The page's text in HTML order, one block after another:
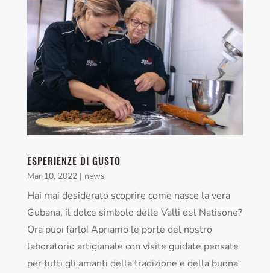
ESPERIENZE DI GUSTO
Mar 10, 2022| news
Hai mai desiderato scoprire come nasce la vera
Gubana, il dolce simbolo delle Valli del Natisone?
Ora puoi farlo! Apriamo le porte del nostro
laboratorio artigianale con visite guidate pensate
per tutti gli amanti della tradizione e della buona